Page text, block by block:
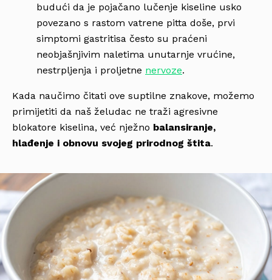
budući da je pojačano lučenje kiseline usko
povezano s rastom vatrene pitta doše, prvi
simptomi gastritisa često su praćeni
neobjašnjivim naletima unutarnje vrućine,
nestrpljenja i proljetne nervoze.
Kada naučimo čitati ove suptilne znakove, možemo
primijetiti da naš želudac ne traži agresivne
blokatore kiselina, već nježno balansiranje,
hlađenje i obnovu svojeg prirodnog štita.